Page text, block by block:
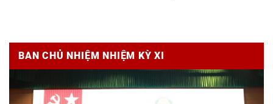
BAN CHỦ NHIỆM NHIỆM KỲ XI